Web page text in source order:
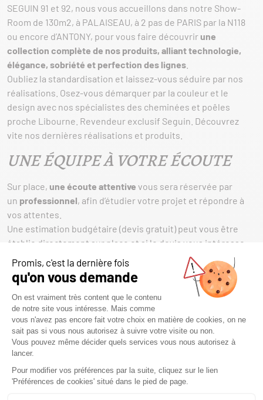
SEGUIN 91 et 92, nous vous accueillons dans notre Show-
Room de 130m2, à PALAISEAU, à 2 pas de PARIS par la N118
ou encore d’ANTONY, pour vous faire découvrir une
collection complète de nos produits, alliant technologie,
élégance, sobriété et perfection des lignes
Oubliez la standardisation et laissez-vous séduire par nos
réalisations. Osez-vous démarquer par la couleur et le
design avec nos spécialistes des cheminées et poêles
proche Libourne. Revendeur exclusif Seguin. Découvrez
vite nos dernières réalisations et produits.
UNE ÉQUIPE À VOTRE ÉCOUTE
Sur place, une écoute attentive vous sera réservée par
un professionnel, afin d’étudier votre projet et répondre à
vos attentes.
Une estimation budgétaire (devis gratuit) peut vous être
établie directement sur place et si le devis vous intéresse,
nous nous déplacerons gratuitement à votre domicile et
étudierons sur place la faisabilité de votre projet.
C’est pourquoi nous avons choisi notre partenariat avec la
société Seguin, afin de vous offrir des produits de qualité
conçu dans leurs usines par des ouvriers qualifiés.
Avec de nombreux modèles en exposition, vous allez
venez vite nous rendre visite !